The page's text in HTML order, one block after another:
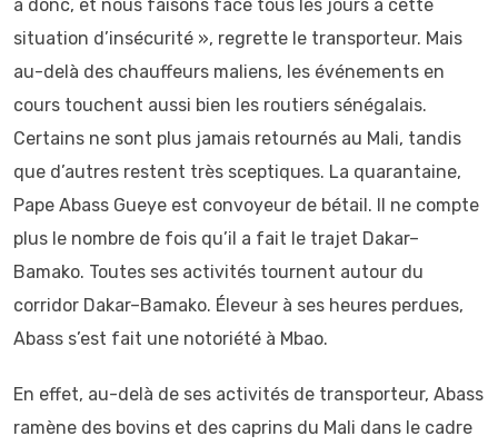
a donc, et nous faisons face tous les jours à cette
situation d’insécurité », regrette le transporteur. Mais
au-delà des chauffeurs maliens, les événements en
cours touchent aussi bien les routiers sénégalais.
Certains ne sont plus jamais retournés au Mali, tandis
que d’autres restent très sceptiques. La quarantaine,
Pape Abass Gueye est convoyeur de bétail. Il ne compte
plus le nombre de fois qu’il a fait le trajet Dakar–
Bamako. Toutes ses activités tournent autour du
corridor Dakar–Bamako. Éleveur à ses heures perdues,
Abass s’est fait une notoriété à Mbao.
En effet, au-delà de ses activités de transporteur, Abass
ramène des bovins et des caprins du Mali dans le cadre